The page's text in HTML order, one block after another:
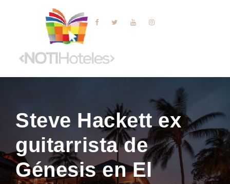
Steve Hackett ex
guitarrista de
Génesis en El